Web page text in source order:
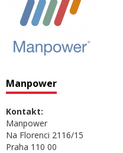
Manpower
Kontakt:
Manpower
Na Florenci 2116/15
Praha 110 00